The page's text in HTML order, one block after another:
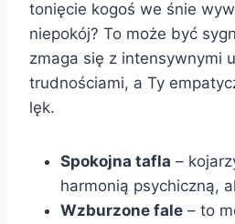
tonięcie kogoś we śnie
niepokój? To może być
zmaga się z intensywnymi
trudnościami, a Ty
lęk.
Spokojna tafla –
harmonią psychiczną,
Wzburzone fale – to